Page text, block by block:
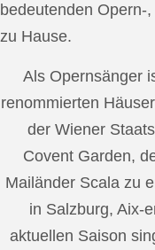
bedeutenden Opern-
zu Hause.
Als Opernsänger
renommierten
der Wiener
Covent Garden,
Mailänder Scala zu
in Salzburg, Aix-
aktuellen Saison